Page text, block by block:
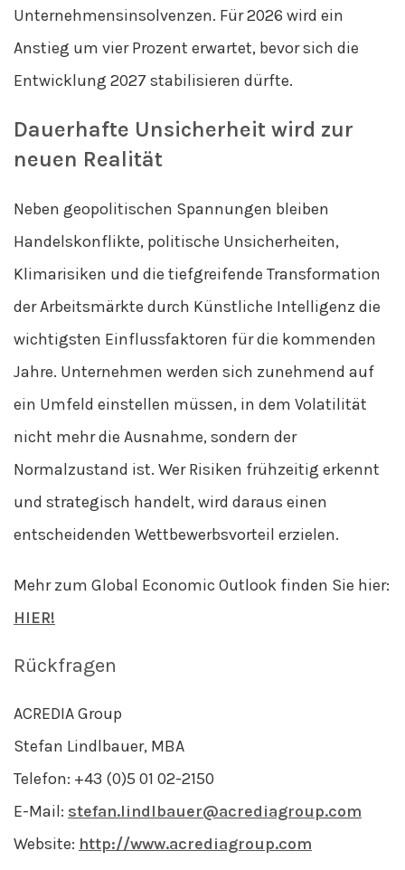
Unternehmensinsolvenzen. Für 2026 wird ein
Anstieg um vier Prozent erwartet, bevor sich die
Entwicklung 2027 stabilisieren dürfte.
Dauerhafte Unsicherheit wird zur
neuen Realität
Neben geopolitischen Spannungen bleiben
Handelskonflikte, politische Unsicherheiten,
Klimarisiken und die tiefgreifende Transformation
der Arbeitsmärkte durch Künstliche Intelligenz die
wichtigsten Einflussfaktoren für die kommenden
Jahre. Unternehmen werden sich zunehmend auf
ein Umfeld einstellen müssen, in dem Volatilität
nicht mehr die Ausnahme, sondern der
Normalzustand ist. Wer Risiken frühzeitig erkennt
und strategisch handelt, wird daraus einen
entscheidenden Wettbewerbsvorteil erzielen.
Mehr zum Global Economic Outlook finden Sie hier:
HIER!
Rückfragen
ACREDIA Group
Stefan Lindlbauer, MBA
Telefon: +43 (0)5 01 02-2150
E-Mail: stefan.lindlbauer@acrediagroup.com
Website: http://www.acrediagroup.com